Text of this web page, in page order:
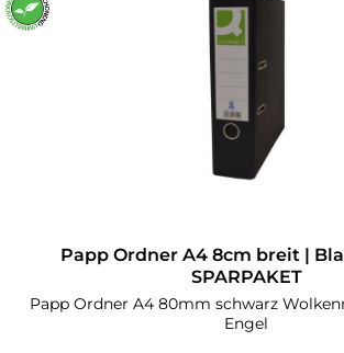
Papp Ordner A4 8cm breit |
SPARPAKET
Papp Ordner A4 80mm schwarz
Engel